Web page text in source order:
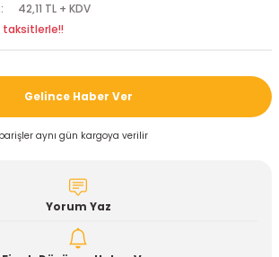
42,11 TL + KDV
taksitlerle!!
Gelince Haber Ver
aynı gün kargoya verilir
Yorum Yaz